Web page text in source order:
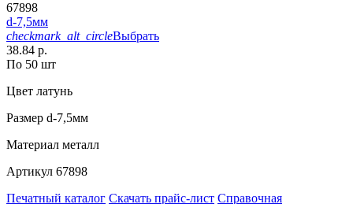
67898
d-7,5мм
checkmark_alt_circleВыбрать
38.84 р.
По 50 шт
Цвет латунь
Размер d-7,5мм
Материал металл
Артикул 67898
Печатный каталог Скачать прайс-лист Справочная